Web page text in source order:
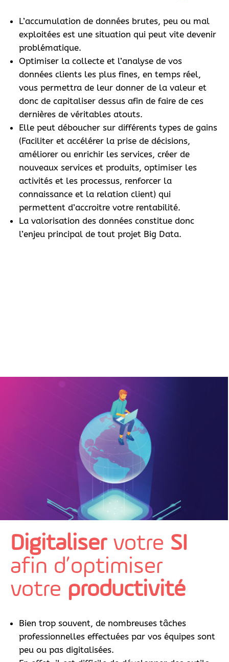
L’accumulation de données brutes, peu ou mal
exploitées est une situation qui peut vite devenir
problématique.
Optimiser la collecte et l’analyse de vos
données clients les plus fines, en temps réel,
vous permettra de leur donner de la valeur et
donc de capitaliser dessus afin de faire de ces
dernières de véritables atouts.
Elle peut déboucher sur différents types de gains
(Faciliter et accélérer la prise de décisions,
améliorer ou enrichir les services, créer de
nouveaux services et produits, optimiser les
activités et les processus, renforcer la
connaissance et la relation client) qui
permettent d’accroitre votre rentabilité.
La valorisation des données constitue donc
l’enjeu principal de tout projet Big Data.
Digitaliservotre SI
afin d’optimiser
votre productivité
Bien trop souvent, de nombreuses tâches
professionnelles effectuées par vos équipes sont
peu ou pas digitalisées.